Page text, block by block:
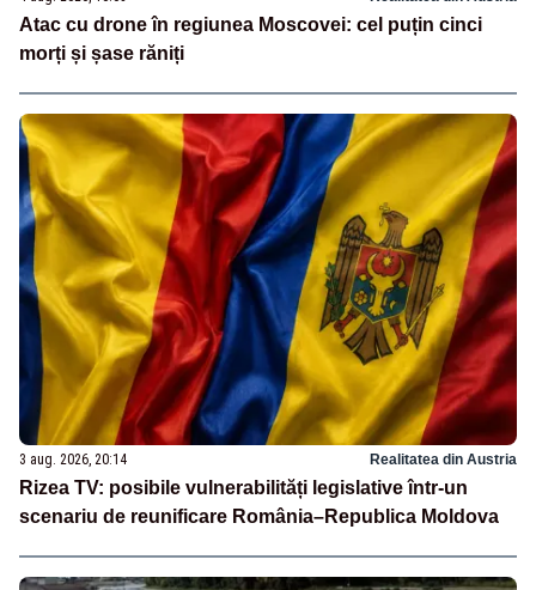
Atac cu drone în regiunea Moscovei: cel puțin cinci
morți și șase răniți
3 aug. 2026, 20:14 Realitatea din Austria
Rizea TV: posibile vulnerabilități legislative într-un
scenariu de reunificare România–Republica Moldova